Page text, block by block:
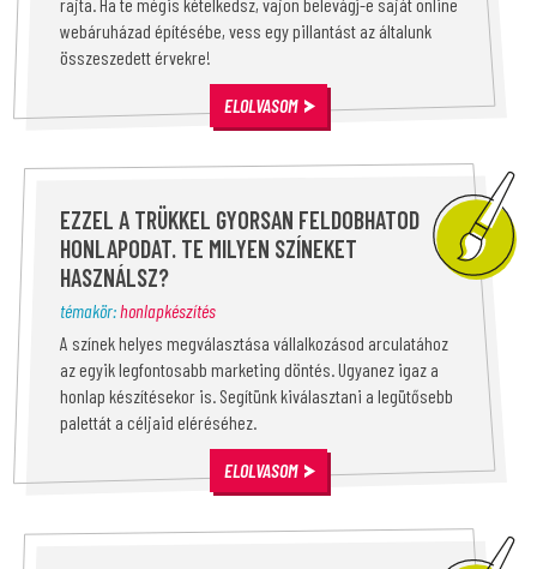
webáruházad építésébe, vess egy pillantást az általunk
összeszedett érvekre!
ELOLVASOM
EZZEL A TRÜKKEL GYORSAN FELDOBHATOD
HONLAPODAT. TE MILYEN SZÍNEKET
HASZNÁLSZ?
témakör:honlapkészítés
A színek helyes megválasztása vállalkozásod arculatához
az egyik legfontosabb marketing döntés. Ugyanez igaz a
honlap készítésekor is. Segítünk kiválasztani a legütősebb
palettát a céljaid eléréséhez.
ELOLVASOM